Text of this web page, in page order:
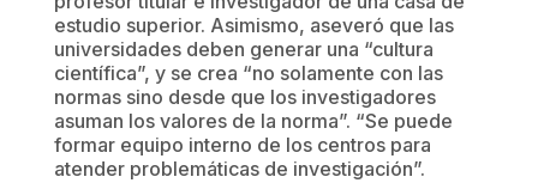
estudio superior. Asimismo, aseveró que las
universidades deben generar una “cultura
científica”, y se crea “no solamente con las
normas sino desde que los investigadores
asuman los valores de la norma”. “Se puede
formar equipo interno de los centros para
atender problemáticas de investigación”.